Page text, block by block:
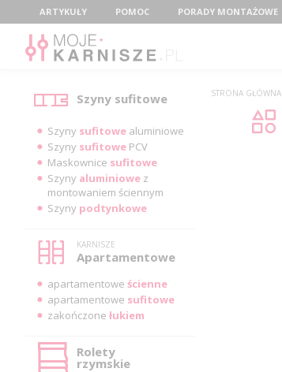
MenuARTYKUŁY POMOC PORADY MONTAŻOWE
Szyny sufitowe
Szyny sufitowe aluminiowe
Szyny sufitowe PCV
Maskownice sufitowe
Szyny aluminiowe z
montowaniem ściennym
Szyny podtynkowe
KARNISZE
Apartamentowe
apartamentowe ścienne
apartamentowe sufitowe
zakończone łukiem
Rolety
rzymskie
STRONA GŁÓWNA